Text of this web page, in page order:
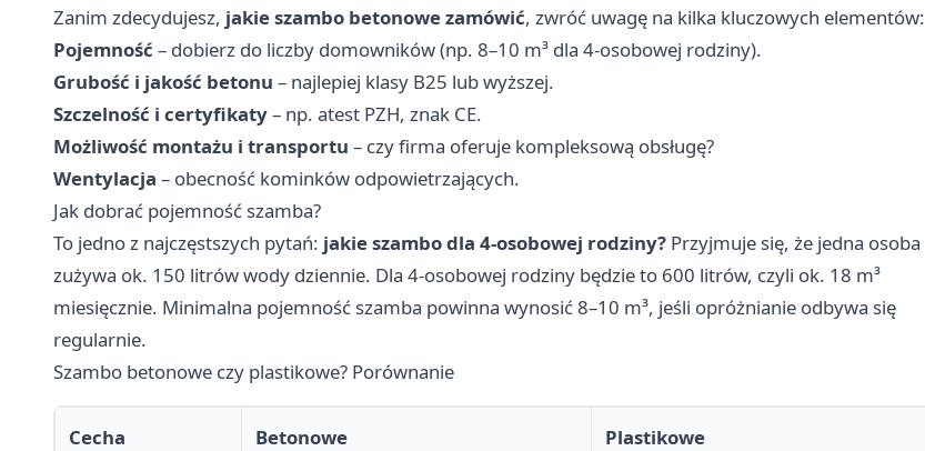
Zanim zdecydujesz, jakie szambo betonowe zamówić, zwróć uwagę na kilka kluczowych elementów:
Pojemność – dobierz do liczby domowników (np. 8–10 m³ dla 4-osobowej rodziny).
Grubość i jakość betonu – najlepiej klasy B25 lub wyższej.
Szczelność i certyfikaty– np. atest PZH, znak CE.
Możliwość montażu i transportu – czy firma oferuje kompleksową obsługę?
Wentylacja – obecność kominków odpowietrzających.
Jak dobrać pojemność szamba?
To jedno z najczęstszych pytań: jakie szambo dla 4-osobowej rodziny? Przyjmuje się, że jedna osoba
zużywa ok. 150 litrów wody dziennie. Dla 4-osobowej rodziny będzie to 600 litrów, czyli ok. 18 m³
miesięcznie. Minimalna pojemność szamba powinna wynosić 8–10 m³, jeśli opróżnianie odbywa się
regularnie.
Szambo betonowe czy plastikowe? Porównanie
Cecha Betonowe Plastikowe